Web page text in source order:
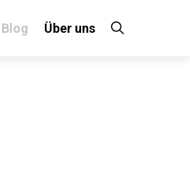
Blog Über uns